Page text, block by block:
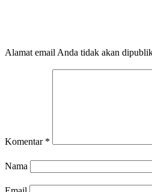
Alamat email Anda tidak akan
Komentar *
Nama